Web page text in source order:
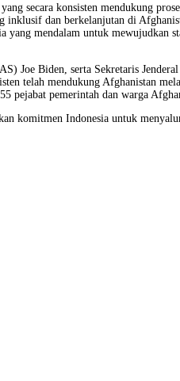
secara konsisten mendukung
inklusif dan berkelanjutan di
mendalam untuk mewujudkan
Joe Biden, serta Sekretaris
telah mendukung Afghanistan
pejabat pemerintah dan warga
komitmen Indonesia untuk